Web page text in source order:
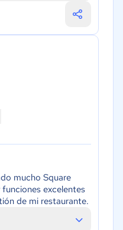
mucho Square
excelentes
de mi restaurante.